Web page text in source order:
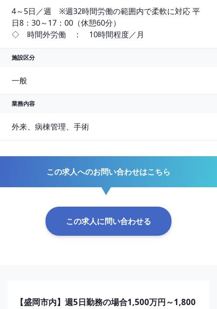
4～5日／週　※週32時間労働の範囲内で柔軟に対応 平
日8：30～17：00（休憩60分）
◇　時間外労働　：　10時間程度／月
施設区分
一般
業務内容
外来、病棟管理、手術
この求人へのお問い合わせはこちら
この求人に問い合わせる
【盛岡市内】週5日勤務の場合1,500万円～1,800